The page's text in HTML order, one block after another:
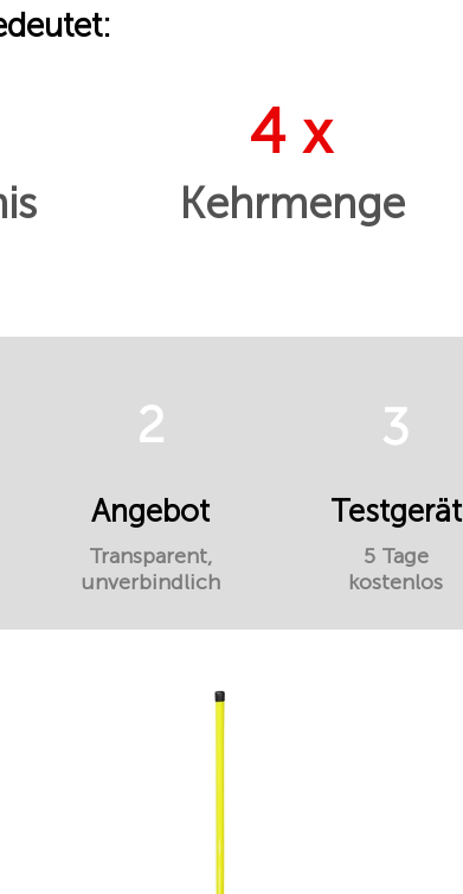
4 x
Kehrmenge
2
Angebot
Transparent,
unverbindlich
3
Testgerät
5 Tage
kostenlos